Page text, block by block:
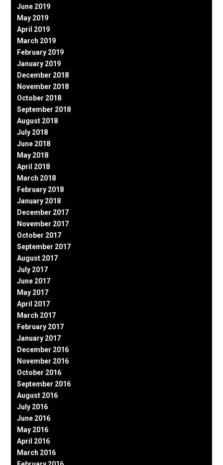
June 2019
May 2019
April 2019
March 2019
February 2019
January 2019
December 2018
November 2018
October 2018
September 2018
August 2018
July 2018
June 2018
May 2018
April 2018
March 2018
February 2018
January 2018
December 2017
November 2017
October 2017
September 2017
August 2017
July 2017
June 2017
May 2017
April 2017
March 2017
February 2017
January 2017
December 2016
November 2016
October 2016
September 2016
August 2016
July 2016
June 2016
May 2016
April 2016
March 2016